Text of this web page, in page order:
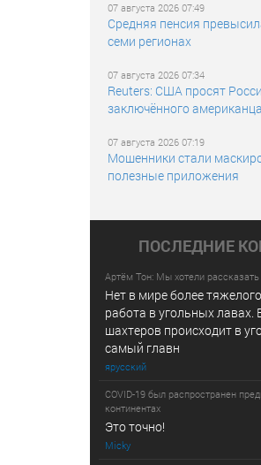
07 августа 2026 07:49
Средняя пенсия
семи регионах
07 августа 2026 07:34
Reuters: США просят
заключённого американца
07 августа 2026 07:19
Мошенники стали
полезные приложения
ПОСЛЕДНИE
Артём Тон: Мы хотели
Нет в мире более
работа в угольных лавах.
шахтеров происходит в
самый главн
ярусский
COVID-19 был распространен
континентах
Это точно!
Micky